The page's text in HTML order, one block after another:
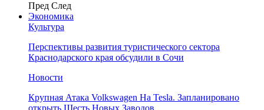
Пред След
Экономика
Культура
Перспективы развития туристического сектора
Краснодарского края обсудили в Сочи
Новости
Крупная Атака Volkswagen На Tesla. Запланировано
открыть Шесть Новых Заводов